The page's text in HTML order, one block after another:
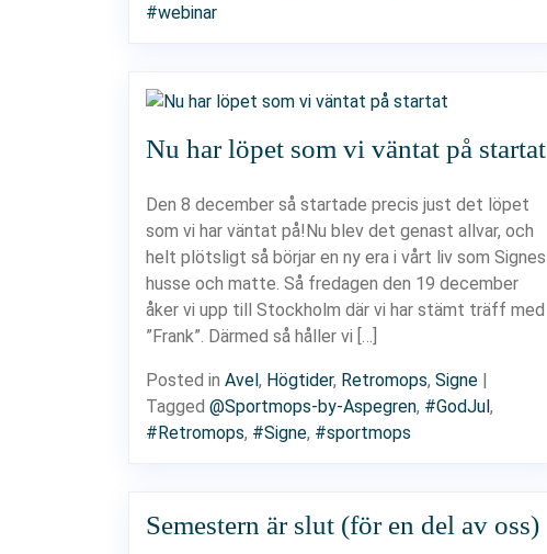
#webinar
Nu har löpet som vi väntat på startat
Den 8 december så startade precis just det löpet
som vi har väntat på!Nu blev det genast allvar, och
helt plötsligt så börjar en ny era i vårt liv som Signes
husse och matte. Så fredagen den 19 december
åker vi upp till Stockholm där vi har stämt träff med
”Frank”. Därmed så håller vi […]
Posted in Avel , Högtider, Retromops, Signe
Tagged @Sportmops-by-Aspegren, #GodJul ,
#Retromops, #Signe, #sportmops
Semestern är slut (för en del av oss)